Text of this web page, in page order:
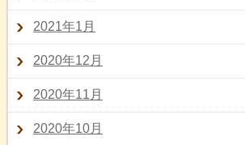
2021年1月
2020年12月
2020年11月
2020年10月